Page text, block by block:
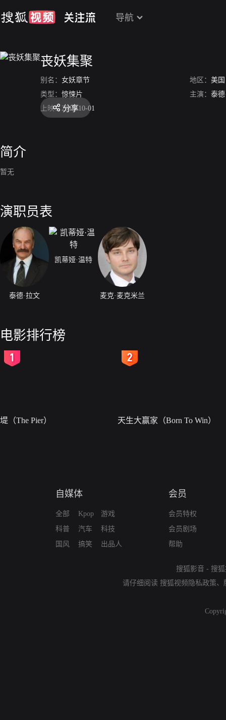
导航
丧妖集聚
别名： 女妖章节 地区： 美国
类型： 惊悚片 主演： 泰德
上映： 2013-10-01
分享
简介
暂无
演职员表
泰德·拉文
凯蒂娅·温特
麦克·麦克米兰
电影排行榜
堤（The Pier） 天生大赢家（Born To Win）
自媒体
全部
科普
国风
Kpop
汽车
搞笑
游戏
科技
出品人
会员
会员特权
会员剧场
帮助
搜狐影音 - 搜
请仔细阅读 搜狐视频隐私政策、